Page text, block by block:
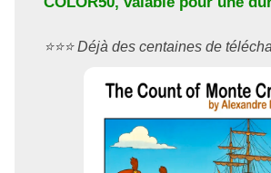
⭐️⭐️⭐️ Déjà des centaines de